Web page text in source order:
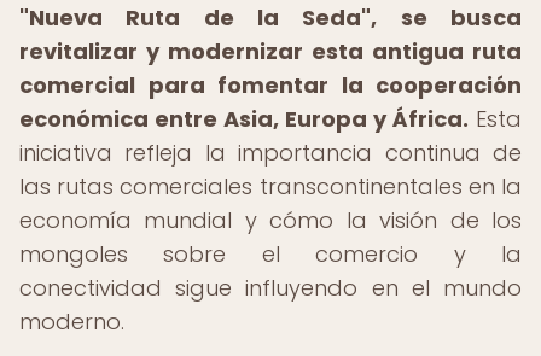
"Nueva Ruta de la Seda", se busca
revitalizar y modernizar esta antigua ruta
comercial para fomentar la cooperación
económica entre Asia, Europa y África. Esta
iniciativa refleja la importancia continua de
las rutas comerciales transcontinentales en la
economía mundial y cómo la visión de los
mongoles sobre el comercio y la
conectividad sigue influyendo en el mundo
moderno.